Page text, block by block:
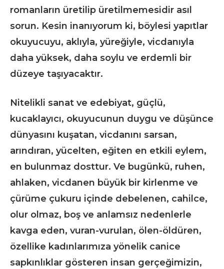
romanların üretilip üretilmemesidir asıl
sorun. Kesin inanıyorum ki, böylesi yapıtlar
okuyucuyu, aklıyla, yüreğiyle, vicdanıyla
daha yüksek, daha soylu ve erdemli bir
düzeye taşıyacaktır.
Nitelikli sanat ve edebiyat, güçlü,
kucaklayıcı, okuyucunun duygu ve düşünce
dünyasını kuşatan, vicdanını sarsan,
arındıran, yücelten, eğiten en etkili eylem,
en bulunmaz dosttur. Ve bugünkü, ruhen,
ahlaken, vicdanen büyük bir kirlenme ve
çürüme çukuru içinde debelenen, cahilce,
olur olmaz, boş ve anlamsız nedenlerle
kavga eden, vuran-vurulan, ölen-öldüren,
özellike kadınlarımıza yönelik canice
sapkınlıklar gösteren insan gerçeğimizin,